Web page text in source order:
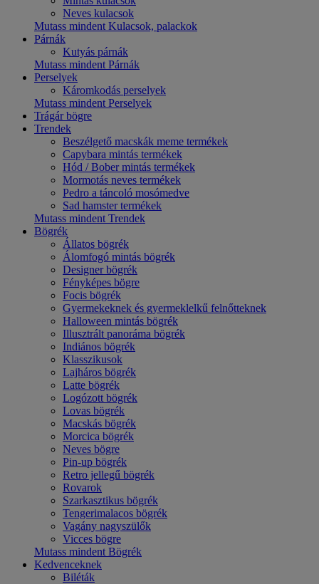
Neves kulacsok
Mutass mindent Kulacsok, palackok
Párnák
Kutyás párnák
Mutass mindent Párnák
Perselyek
Káromkodás perselyek
Mutass mindent Perselyek
Trágár bögre
Trendek
Beszélgető macskák meme termékek
Capybara mintás termékek
Hód / Bober mintás termékek
Mormotás neves termékek
Pedro a táncoló mosómedve
Sad hamster termékek
Mutass mindent Trendek
Bögrék
Állatos bögrék
Álomfogó mintás bögrék
Designer bögrék
Fényképes bögre
Focis bögrék
Gyermekeknek és gyermeklelkű felnőtteknek
Halloween mintás bögrék
Illusztrált panoráma bögrék
Indiános bögrék
Klasszikusok
Lajháros bögrék
Latte bögrék
Logózott bögrék
Lovas bögrék
Macskás bögrék
Morcica bögrék
Neves bögre
Pin-up bögrék
Retro jellegű bögrék
Rovarok
Szarkasztikus bögrék
Tengerimalacos bögrék
Vagány nagyszülők
Vicces bögre
Mutass mindent Bögrék
Kedvenceknek
Biléták